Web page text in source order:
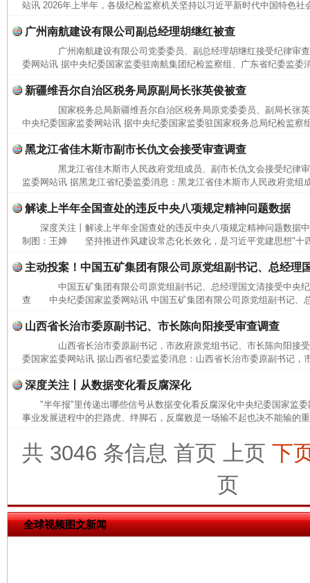
站讯 2026年上半年，各级纪检监察机关坚持以习近平新时代中国特色社
广州南航建设有限公司副总经理胡继红被查
广州南航建设有限公司党委委员、副总经理胡继红接受纪律
委网站讯 据中央纪委国家监委驻南航集团纪检监察组、广东省纪委监委
新疆维吾尔自治区税务局原副局长张英俊被查
国家税务总局新疆维吾尔自治区税务局原党委委员、副局长
中央纪委国家监委网站讯 据中央纪委国家监委驻国家税务总局纪检监察
黑龙江省佳木斯市副市长仇文会接受审查调查
黑龙江省佳木斯市人民政府党组成员、副市长仇文会接受纪
监委网站讯 据黑龙江省纪委监委消息：黑龙江省佳木斯市人民政府党组
解读上半年全国查处的违反中央八项规定精神问题数据
深度关注丨解读上半年全国查处的违反中央八项规定精神问题数据
制图：王婵 坚持推进作风建设常态化长效化，是习近平党建思想"十
主动投案！中国五矿集团有限公司原党组副书记、总经理
中国五矿集团有限公司原党组副书记、总经理国文清接受中央
查 中央纪委国家监委网站讯 中国五矿集团有限公司原党组副书记、
山西省长治市委原副书记、市长陈向阳接受审查调查
山西省长治市委原副书记，市政府原党组书记、市长陈向阳
委国家监委网站讯 据山西省纪委监委消息：山西省长治市委原副书记，
深度关注丨从数据变化看反腐深化
"半年报"里传递出哪些信号从数据变化看反腐深化中央纪委国家
事业发展进程中的拦路虎、绊脚石，反腐败是一场输不起也决不能输的
共 3046 条信息 首页 上页 下
页
全球视频图文新闻
在谋一域中谋全局
习近平的博鳌关键词
魏明亮
生